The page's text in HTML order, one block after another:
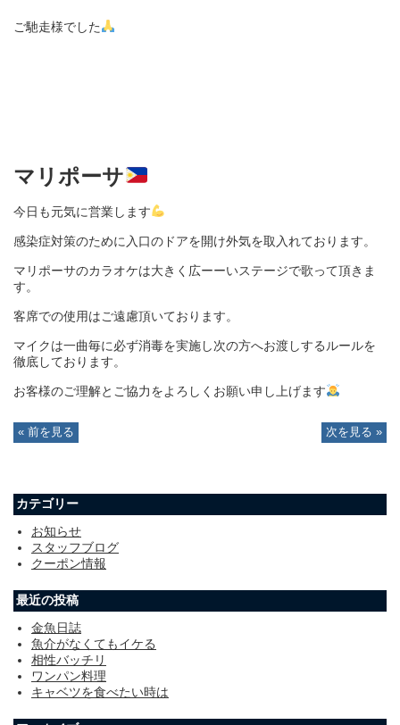
ご馳走様でした
マリポーサ
今日も元気に営業します
感染症対策のために入口のドアを開け外気を取入れております。
マリポーサのカラオケは大きく広ーーいステージで歌って頂きま
す。
客席での使用はご遠慮頂いております。
マイクは一曲毎に必ず消毒を実施し次の方へお渡しするルールを
徹底しております。
お客様のご理解とご協力をよろしくお願い申し上げます
« 前を見る 次を見る »
カテゴリー
お知らせ
スタッフブログ
クーポン情報
最近の投稿
金魚日誌
魚介がなくてもイケる
相性バッチリ
ワンパン料理
キャベツを食べたい時は